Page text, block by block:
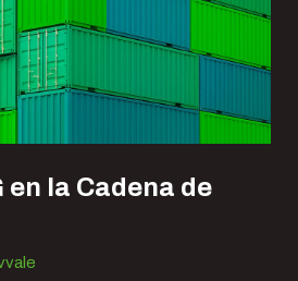
en la Cadena de